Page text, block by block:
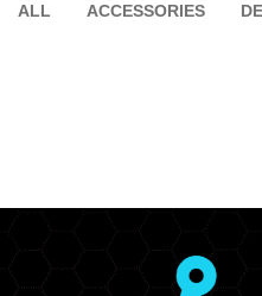
ALL ACCESSORIES